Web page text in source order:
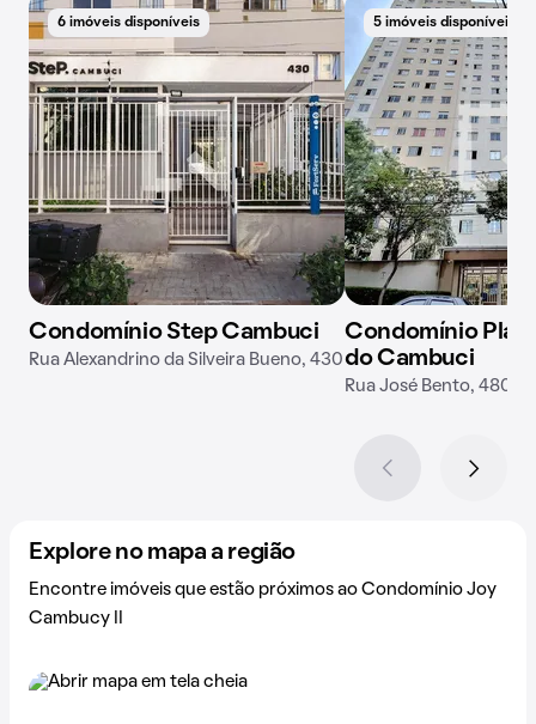
6 imóveis disponíveis
Condomínio Step Cambuci
Rua Alexandrino da Silveira Bueno, 430
5 imóveis disponíveis
Condomínio
do Cambuci
Rua José Bento, 480
Explore no mapa a região
Encontre imóveis que estão próximos ao Condomínio Joy
Cambucy II